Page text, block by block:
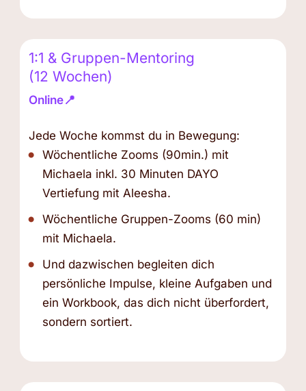
1:1 & Gruppen-Mentoring
(12 Wochen)
Online📍
Jede Woche kommst du in Bewegung:
Wöchentliche Zooms (90min.) mit
Michaela inkl. 30 Minuten DAYO
Vertiefung mit Aleesha.
Wöchentliche Gruppen-Zooms (60 min)
mit Michaela.
Und dazwischen begleiten dich
persönliche Impulse, kleine Aufgaben und
ein Workbook, das dich nicht überfordert,
sondern sortiert.